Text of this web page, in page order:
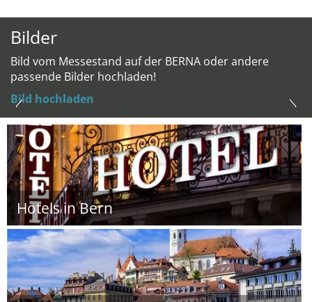
Bilder
Bild vom Messestand auf der BERNA oder andere
passende Bilder hochladen!
Bild hochladen
Hotels in Bern